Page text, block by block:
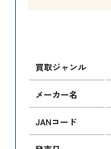
買取ジャンル
メーカー名
JANコード